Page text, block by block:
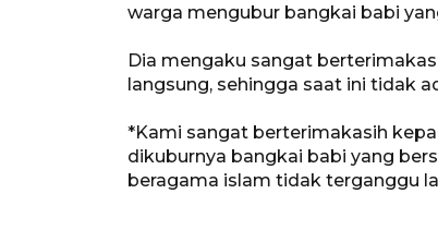
warga mengubur bangkai babi
Dia mengaku sangat
langsung, sehingga saat ini tidak
*Kami sangat berterimakasih
dikuburnya bangkai babi yang
beragama islam tidak terganggu